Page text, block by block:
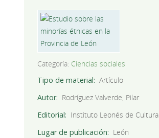
Categoría: Ciencias sociales
Tipo de material
Artículo
Autor
Rodríguez Valverde, Pilar
Editorial
Instituto Leonés de Cultura
Lugar de publicación
León